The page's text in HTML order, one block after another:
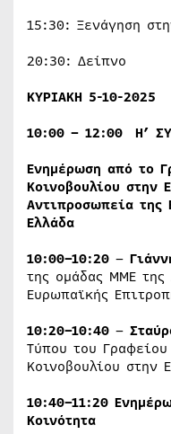
15:30: Ξενάγηση
20:30: Δείπνο
ΚΥΡΙΑΚΗ 5-10-2025
10:00 – 12:00 Η’
Ενημέρωση από το
Κοινοβουλίου στην
Αντιπροσωπεία της
Ελλάδα
10:00–10:20 –
της ομάδας ΜΜΕ της
Ευρωπαϊκής
10:20–10:40 –
Τύπου του
Κοινοβουλίου στην
10:40–11:20
Κοινότητα